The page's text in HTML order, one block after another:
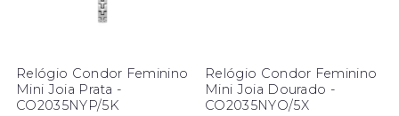
Relógio Condor Feminino
Mini Joia Prata -
CO2035NYP/5K
Relógio Condor Feminino
Mini Joia Dourado -
CO2035NYO/5X